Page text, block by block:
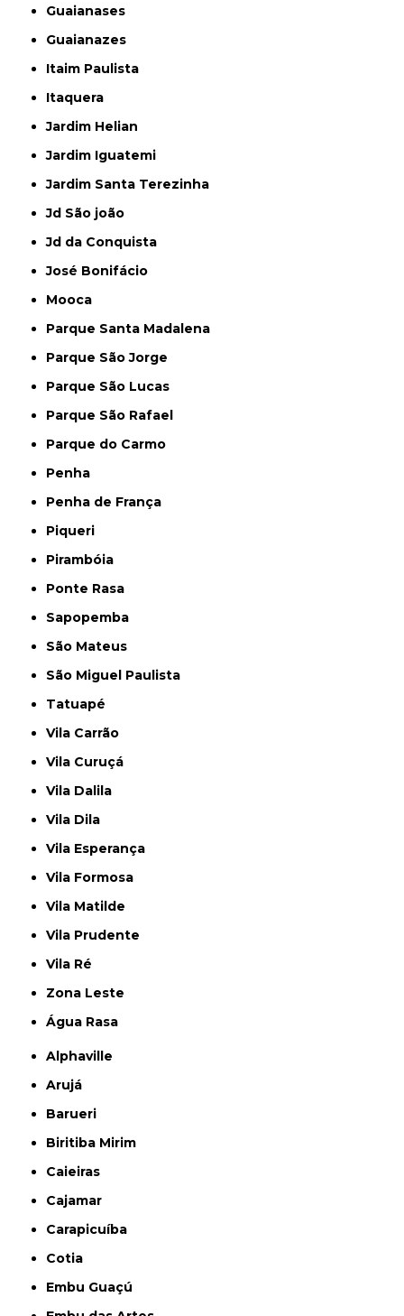
Guaianases
Guaianazes
Itaim Paulista
Itaquera
Jardim Helian
Jardim Iguatemi
Jardim Santa Terezinha
Jd São joão
Jd da Conquista
José Bonifácio
Mooca
Parque Santa Madalena
Parque São Jorge
Parque São Lucas
Parque São Rafael
Parque do Carmo
Penha
Penha de França
Piqueri
Pirambóia
Ponte Rasa
Sapopemba
São Mateus
São Miguel Paulista
Tatuapé
Vila Carrão
Vila Curuçá
Vila Dalila
Vila Dila
Vila Esperança
Vila Formosa
Vila Matilde
Vila Prudente
Vila Ré
Zona Leste
Água Rasa
Alphaville
Arujá
Barueri
Biritiba Mirim
Caieiras
Cajamar
Carapicuíba
Cotia
Embu Guaçú